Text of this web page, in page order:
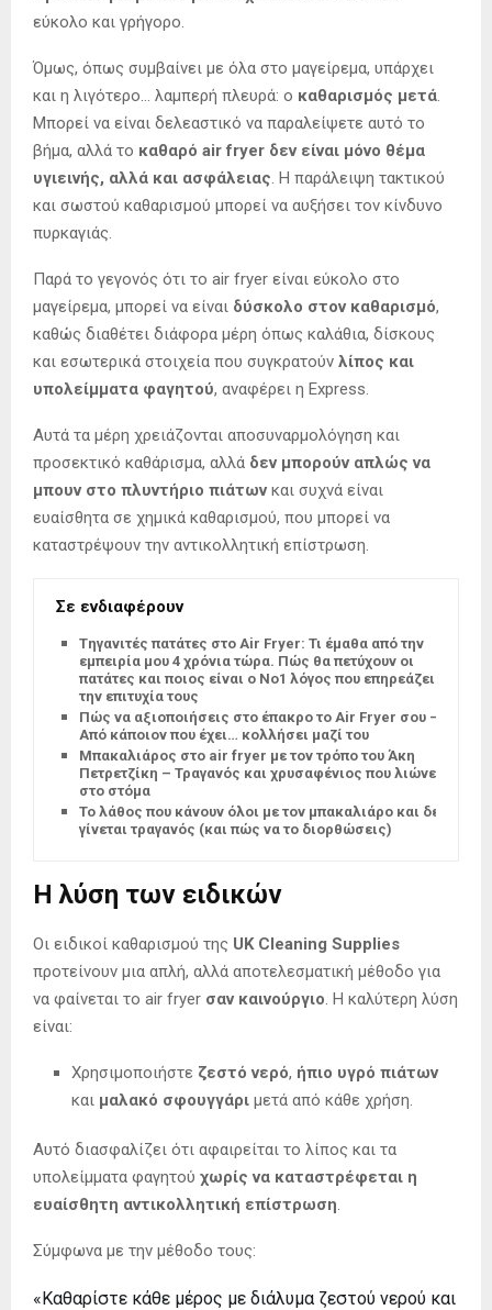
εύκολο και γρήγορο.
Όμως, όπως συμβαίνει με όλα στο μαγείρεμα, υπάρχει
και η λιγότερο… λαμπερή πλευρά: ο καθαρισμός μετά.
Μπορεί να είναι δελεαστικό να παραλείψετε αυτό το
βήμα, αλλά το καθαρό air fryer δεν είναι μόνο θέμα
υγιεινής, αλλά και ασφάλειας. Η παράλειψη τακτικού
και σωστού καθαρισμού μπορεί να αυξήσει τον κίνδυνο
πυρκαγιάς.
Παρά το γεγονός ότι το air fryer είναι εύκολο στο
μαγείρεμα, μπορεί να είναι δύσκολο στον καθαρισμό,
καθώς διαθέτει διάφορα μέρη όπως καλάθια, δίσκους
και εσωτερικά στοιχεία που συγκρατούν λίπος και
υπολείμματα φαγητού, αναφέρει η Express.
Αυτά τα μέρη χρειάζονται αποσυναρμολόγηση και
προσεκτικό καθάρισμα, αλλά δεν μπορούν απλώς να
μπουν στο πλυντήριο πιάτωνκαι συχνά είναι
ευαίσθητα σε χημικά καθαρισμού, που μπορεί να
καταστρέψουν την αντικολλητική επίστρωση.
Σε ενδιαφέρουν
Tηγανιτές πατάτες στο Air Fryer: Τι έμαθα από την
εμπειρία μου 4 χρόνια τώρα. Πώς θα πετύχουν οι
πατάτες και ποιος είναι ο Νο1 λόγος που επηρεάζει
την επιτυχία τους
Πώς να αξιοποιήσεις στο έπακρο το Air Fryer σου –
Από κάποιον που έχει… κολλήσει μαζί του
Μπακαλιάρος στο air fryer με τον τρόπο του Άκη
Πετρετζίκη – Τραγανός και χρυσαφένιος που λιώνει
στο στόμα
Το λάθος που κάνουν όλοι με τον μπακαλιάρο και δεν
γίνεται τραγανός (και πώς να το διορθώσεις)
Η λύση των ειδικών
Οι ειδικοί καθαρισμού της UK Cleaning Supplies
προτείνουν μια απλή, αλλά αποτελεσματική μέθοδο για
να φαίνεται το air fryer σαν καινούργιο. Η καλύτερη λύση
είναι:
Χρησιμοποιήστε ζεστό νερό, ήπιο υγρό πιάτων
και μαλακό σφουγγάρι μετά από κάθε χρήση.
Αυτό διασφαλίζει ότι αφαιρείται το λίπος και τα
υπολείμματα φαγητού χωρίς να καταστρέφεται η
ευαίσθητη αντικολλητική επίστρωση.
Σύμφωνα με την μέθοδο τους:
«Καθαρίστε κάθε μέρος με διάλυμα ζεστού νερού και